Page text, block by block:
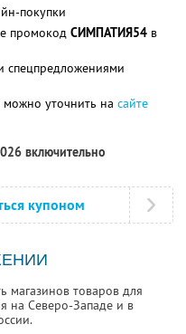
покупки
промокод СИМПАТИЯ54 в
спецпредложениями
уточнить на сайте
включительно
купоном
магазинов товаров для
на Северо-Западе и в